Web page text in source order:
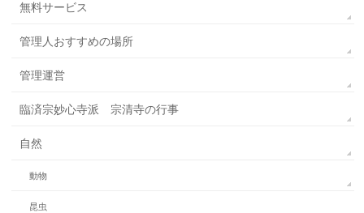
無料サービス
管理人おすすめの場所
管理運営
臨済宗妙心寺派 宗清寺の行事
自然
動物
昆虫